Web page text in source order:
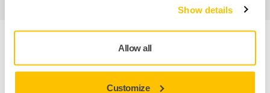
Show details
Allow all
Customize
Informations produit
Détails techniques